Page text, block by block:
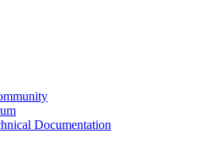
Documentation